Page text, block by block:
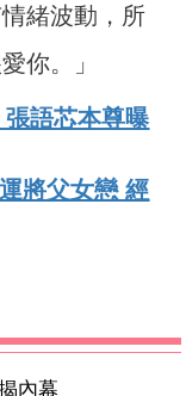
緒波動，所
你。」
語芯本尊曝
將父女戀 經
內幕